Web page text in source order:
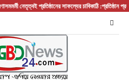
নেতৃত্বই প্রতিষ্ঠানের সাফল্যের চাবিকাঠি :প্রতিষ্ঠান প্রধান/